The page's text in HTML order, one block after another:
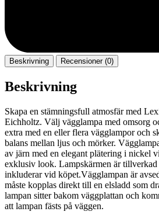
Beskrivning Recensioner (0)
Beskrivning
Skapa en stämningsfull atmosfär med
Eichholtz. Välj vägglampa med omsorg
extra med en eller flera vägglampor och
balans mellan ljus och mörker.
av järn med en elegant plätering i nickel
exklusiv look. Lampskärmen är tillverkad
inkluderar vid köpet.Vägglampan är
måste kopplas direkt till en elsladd som
lampan sitter bakom väggplattan och
att lampan fästs på väggen.